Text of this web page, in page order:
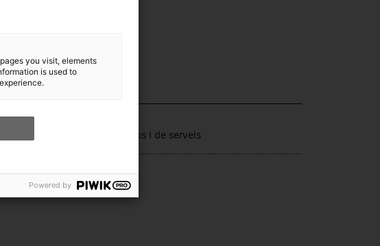
Sectors productius i de serveis
Martí, Xavier
you visit, elements
is used to
Powered by